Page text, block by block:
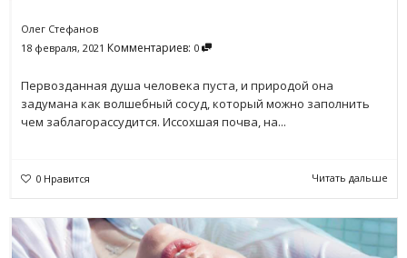
Олег Стефанов
18 февраля, 2021 Комментариев: 0
Первозданная душа человека пуста, и природой она
задумана как волшебный сосуд, который можно заполнить
чем заблагорассудится. Иссохшая почва, на...
0 Нравится Читать дальше